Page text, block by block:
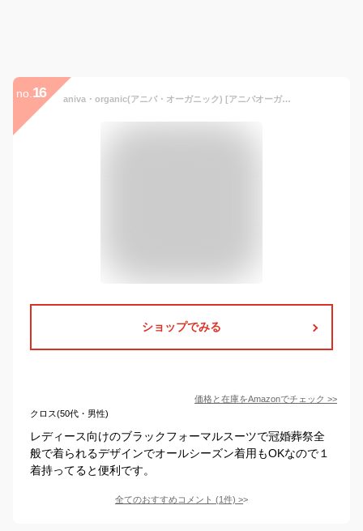
no. 16 aniva・organic(アニバ・オーガニック) [アニバオーガニック] [洗える喪服] [フォーマルスペシャリスト監修] 喪服 レディース 大きいサイズ 礼服 ブラックフォーマル 前開き 夏 オールシーズン 30代 40代 50代 ワンピース 13号 ALB014
ショップでみる
価格と在庫をAmazonでチェック >>
クロス(50代・男性)
レディース向けのブラックフォーマルスーツで冠婚葬祭全
般で着られるデザインでオールシーズン着用もOKなので１
着持ってると便利です。
全てのおすすめコメント (1件) >